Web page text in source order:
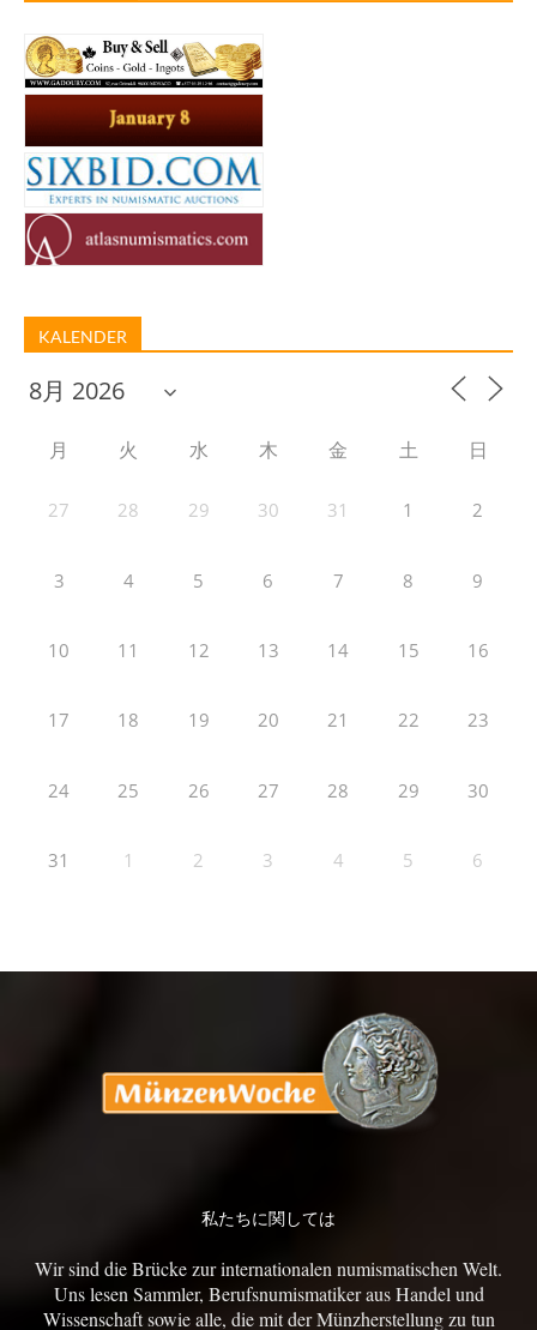
KALENDER
月 火 水 木 金 土 日
27 28 29 30 31 1 2
3 4 5 6 7 8 9
10 11 12 13 14 15 16
17 18 19 20 21 22 23
24 25 26 27 28 29 30
31 1 2 3 4 5 6
私たちに関しては
Wir sind die Brücke zur internationalen numismatischen Welt.
Uns lesen Sammler, Berufsnumismatiker aus Handel und
Wissenschaft sowie alle, die mit der Münzherstellung zu tun